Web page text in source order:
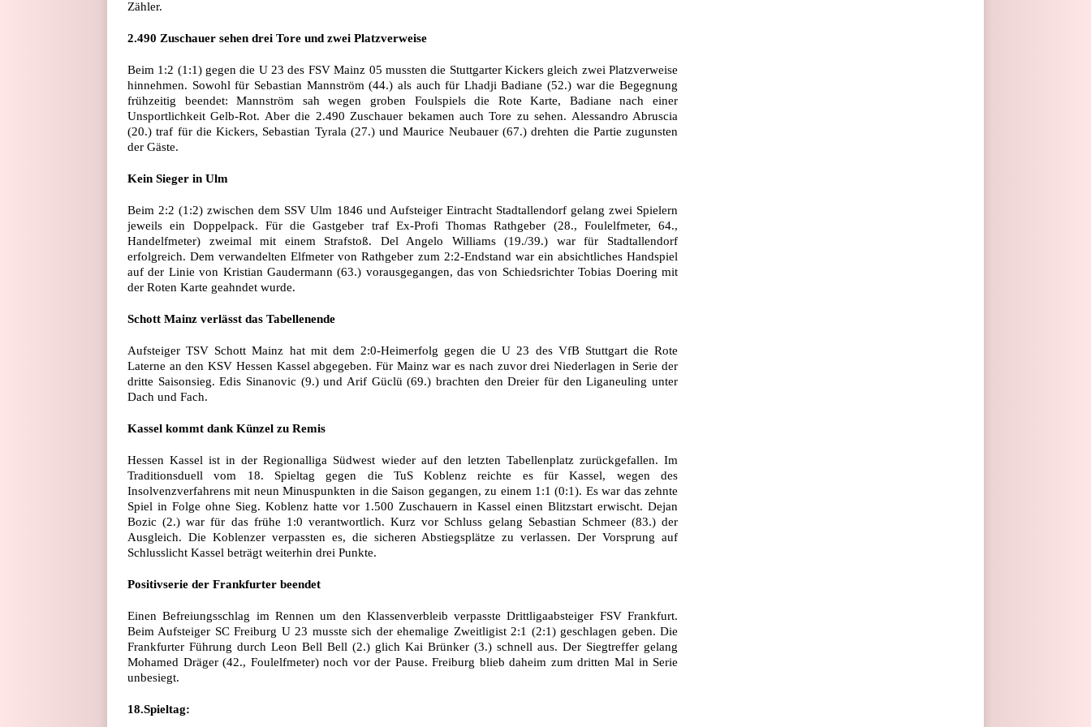
Zähler.
2.490 Zuschauer sehen drei Tore und zwei Platzverweise
Beim 1:2 (1:1) gegen die U 23 des FSV Mainz 05 mussten die Stuttgarter Kickers gleich zwei Platzverweise
hinnehmen. Sowohl für Sebastian Mannström (44.) als auch für Lhadji Badiane (52.) war die Begegnung
frühzeitig beendet: Mannström sah wegen groben Foulspiels die Rote Karte, Badiane nach einer
Unsportlichkeit Gelb-Rot. Aber die 2.490 Zuschauer bekamen auch Tore zu sehen. Alessandro Abruscia
(20.) traf für die Kickers, Sebastian Tyrala (27.) und Maurice Neubauer (67.) drehten die Partie zugunsten
der Gäste.
Kein Sieger in Ulm
Beim 2:2 (1:2) zwischen dem SSV Ulm 1846 und Aufsteiger Eintracht Stadtallendorf gelang zwei Spielern
jeweils ein Doppelpack. Für die Gastgeber traf Ex-Profi Thomas Rathgeber (28., Foulelfmeter, 64.,
Handelfmeter) zweimal mit einem Strafstoß. Del Angelo Williams (19./39.) war für Stadtallendorf
erfolgreich. Dem verwandelten Elfmeter von Rathgeber zum 2:2-Endstand war ein absichtliches Handspiel
auf der Linie von Kristian Gaudermann (63.) vorausgegangen, das von Schiedsrichter Tobias Doering mit
der Roten Karte geahndet wurde.
Schott Mainz verlässt das Tabellenende
Aufsteiger TSV Schott Mainz hat mit dem 2:0-Heimerfolg gegen die U 23 des VfB Stuttgart die Rote
Laterne an den KSV Hessen Kassel abgegeben. Für Mainz war es nach zuvor drei Niederlagen in Serie der
dritte Saisonsieg. Edis Sinanovic (9.) und Arif Güclü (69.) brachten den Dreier für den Liganeuling unter
Dach und Fach.
Kassel kommt dank Künzel zu Remis
Hessen Kassel ist in der Regionalliga Südwest wieder auf den letzten Tabellenplatz zurückgefallen. Im
Traditionsduell vom 18. Spieltag gegen die TuS Koblenz reichte es für Kassel, wegen des
Insolvenzverfahrens mit neun Minuspunkten in die Saison gegangen, zu einem 1:1 (0:1). Es war das zehnte
Spiel in Folge ohne Sieg. Koblenz hatte vor 1.500 Zuschauern in Kassel einen Blitzstart erwischt. Dejan
Bozic (2.) war für das frühe 1:0 verantwortlich. Kurz vor Schluss gelang Sebastian Schmeer (83.) der
Ausgleich. Die Koblenzer verpassten es, die sicheren Abstiegsplätze zu verlassen. Der Vorsprung auf
Schlusslicht Kassel beträgt weiterhin drei Punkte.
Positivserie der Frankfurter beendet
Einen Befreiungsschlag im Rennen um den Klassenverbleib verpasste Drittligaabsteiger FSV Frankfurt.
Beim Aufsteiger SC Freiburg U 23 musste sich der ehemalige Zweitligist 2:1 (2:1) geschlagen geben. Die
Frankfurter Führung durch Leon Bell Bell (2.) glich Kai Brünker (3.) schnell aus. Der Siegtreffer gelang
Mohamed Dräger (42., Foulelfmeter) noch vor der Pause. Freiburg blieb daheim zum dritten Mal in Serie
unbesiegt.
18.Spieltag: